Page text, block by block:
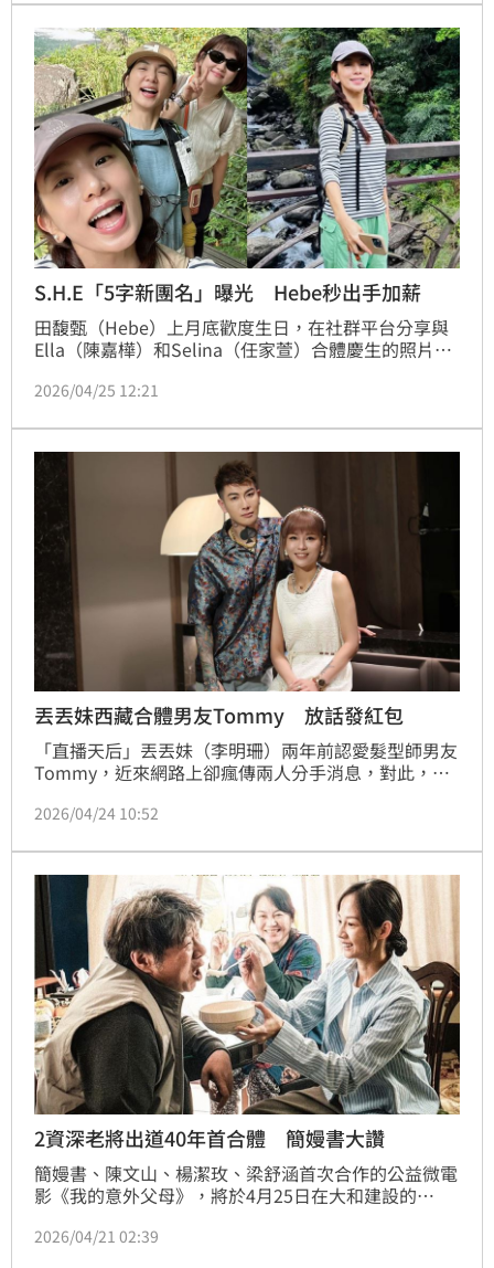
動，粉碎婚變留言。蔡維歆
S.H.E「5字新團名」曝光 Hebe秒出手加薪
田馥甄（Hebe）上月底歡度生日，在社群平台分享與
Ella（陳嘉樺）和Selina（任家萱）合體慶生的照片，
出3人一同登山的畫面，逗趣又溫馨的互動再度成為粉
2026/04/25 12:21
丟丟妹西藏合體男友Tommy 放話發紅包
「直播天后」丟丟妹（李明珊）兩年前認愛髮型師男友
Tommy，近來網路上卻瘋傳兩人分手消息，對此，正
地開直播親自澄清，強調兩人感情依舊穩定，幽默自
2026/04/24 10:52
2資深老將出道40年首合體 簡嫚書大讚
簡嫚書、陳文山、楊潔玫、梁舒涵首次合作的公益微電
影《我的意外父母》，將於4月25日在大和建設的
接演 30 分鐘短片的他們，被問到為何願意接演時，不
2026/04/21 02:39